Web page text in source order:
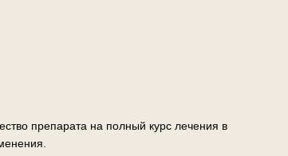
препарата на полный курс лечения в